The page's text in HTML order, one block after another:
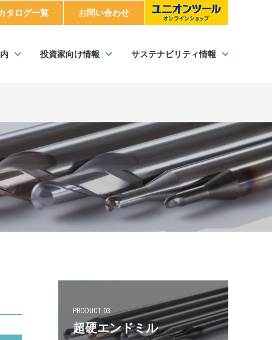
タログ一覧 お問い合わせ
投資家向け情報 サステナビリティ情報
PRODUCT 03
超硬エンドミル